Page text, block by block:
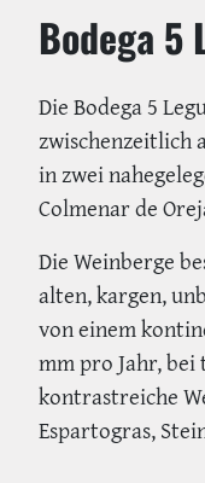
Bodega 5
Die Bodega 5
zwischenzeitlich
in zwei
Colmenar de
Die Weinberge
alten, kargen,
von einem
mm pro Jahr,
kontrastreiche
Espartogras,